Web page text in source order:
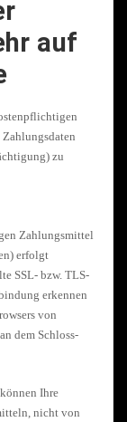
auf
zu
Zahlungsmittel
erfolgt
SSL- bzw. TLS-
erkennen
von
dem Schloss-
Ihre
nicht von